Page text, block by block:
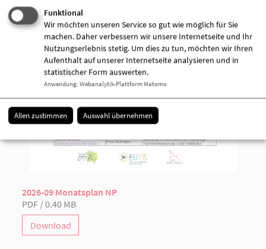
2026-09 Monatsplan NP
PDF / 0.40 MB
Download
Funktional
Wir möchten unseren Service so gut wie möglich für Sie
machen. Daher verbessern wir unsere Internetseite und Ihr
Nutzungserlebnis stetig. Um dies zu tun, möchten wir Ihren
Aufenthalt auf unserer Internetseite analysieren und in
statistischer Form auswerten.
Anwendung: Webanalytik-Plattform Matomo
Allen zustimmen Auswahl übernehmen